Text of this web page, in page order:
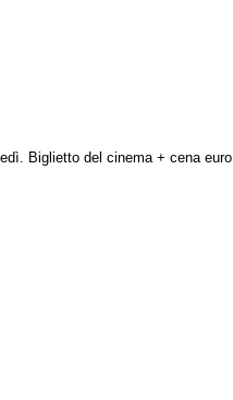
Biglietto del cinema + cena euro